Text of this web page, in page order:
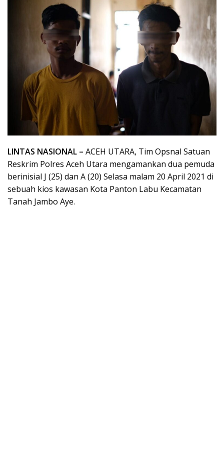
LINTAS NASIONAL – ACEH UTARA, Tim Opsnal Satuan
Reskrim Polres Aceh Utara mengamankan dua pemuda
berinisial J (25) dan A (20) Selasa malam 20 April 2021 di
sebuah kios kawasan Kota Panton Labu Kecamatan
Tanah Jambo Aye.